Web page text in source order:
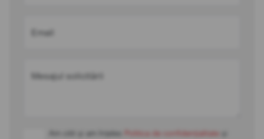
Email
Mesajul solicitării
Am citit și am înțeles Politica de confidențialitate